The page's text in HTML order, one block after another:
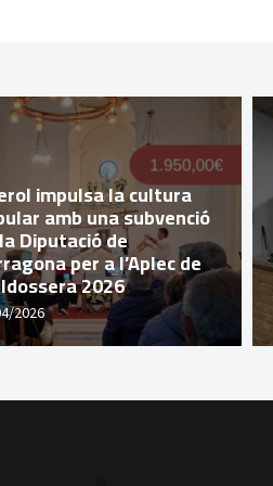
impulsa la cultura
amb una subvenció
Diputació de
per a l’Aplec de
2026
2026